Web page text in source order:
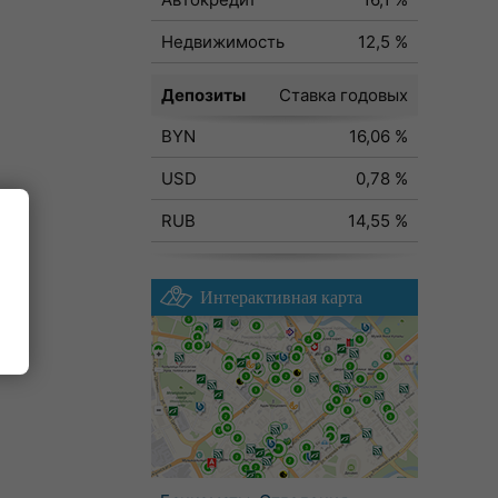
Недвижимость
12,5 %
Депозиты
Ставка годовых
BYN
16,06 %
USD
0,78 %
RUB
14,55 %
Интерактивная карта